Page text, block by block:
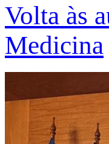
Volta às
Medicina